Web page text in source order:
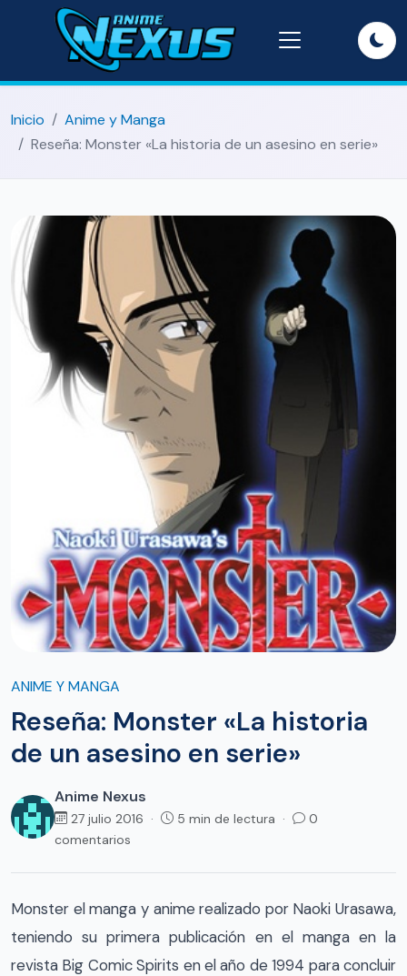
Inicio
Anime y Manga
Reseña: Monster «La historia de un asesino en serie»
ANIME Y MANGA
Reseña: Monster «La historia
de un asesino en serie»
Anime Nexus
27 julio 2016 · 5 min de lectura ·
0
comentarios
Monster el manga y anime realizado por Naoki Urasawa,
teniendo su primera publicación en el manga en la
revista Big Comic Spirits en el año de 1994 para concluir